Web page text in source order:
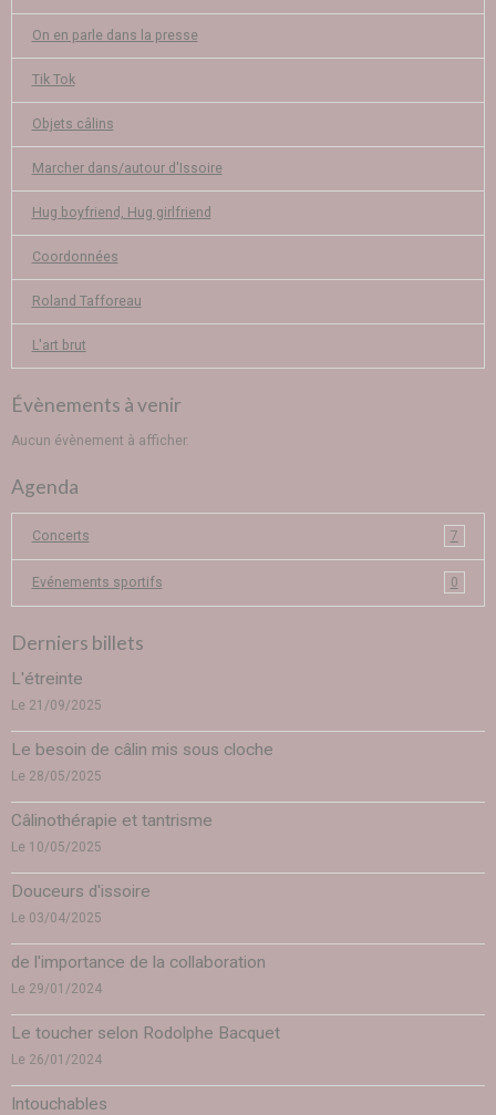
On en parle dans la presse
Tik Tok
Objets câlins
Marcher dans/autour d'Issoire
Hug boyfriend, Hug girlfriend
Coordonnées
Roland Tafforeau
L'art brut
Évènements à venir
Aucun évènement à afficher.
Agenda
Concerts 7
Evénements sportifs 0
Derniers billets
L'étreinte
Le 21/09/2025
Le besoin de câlin mis sous cloche
Le 28/05/2025
Câlinothérapie et tantrisme
Le 10/05/2025
Douceurs d'issoire
Le 03/04/2025
de l'importance de la collaboration
Le 29/01/2024
Le toucher selon Rodolphe Bacquet
Le 26/01/2024
Intouchables